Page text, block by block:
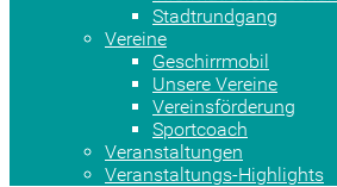
Stadtrundgang
Vereine
Geschirrmobil
Unsere Vereine
Vereinsförderung
Sportcoach
Veranstaltungen
Veranstaltungs-Highlights